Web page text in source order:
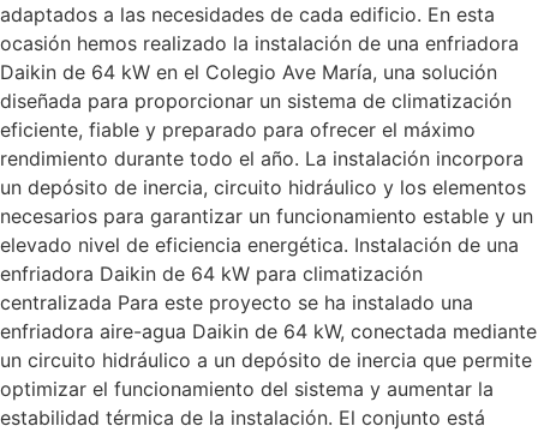
adaptados a las necesidades de cada edificio. En esta
ocasión hemos realizado la instalación de una enfriadora
Daikin de 64 kW en el Colegio Ave María, una solución
diseñada para proporcionar un sistema de climatización
eficiente, fiable y preparado para ofrecer el máximo
rendimiento durante todo el año. La instalación incorpora
un depósito de inercia, circuito hidráulico y los elementos
necesarios para garantizar un funcionamiento estable y un
elevado nivel de eficiencia energética. Instalación de una
enfriadora Daikin de 64 kW para climatización
centralizada Para este proyecto se ha instalado una
enfriadora aire-agua Daikin de 64 kW, conectada mediante
un circuito hidráulico a un depósito de inercia que permite
optimizar el funcionamiento del sistema y aumentar la
estabilidad térmica de la instalación. El conjunto está